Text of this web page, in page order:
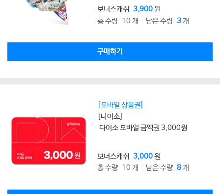
보너스캐쉬 3,900원
총 수량 10 개
남은 수량 3개
구매하기
[모바일 상품권]
[다이소]
다이소 모바일 금액권 3,000원
보너스캐쉬 3,000원
총 수량 10 개
남은 수량 8개